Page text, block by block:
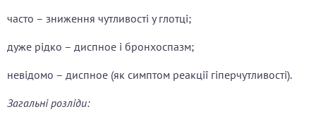
часто – зниження чутливості у глотці;
дуже рідко – диспное і бронхоспазм;
невідомо – диспное (як симптом реакції гіперчутливості).
Загальні розліди: